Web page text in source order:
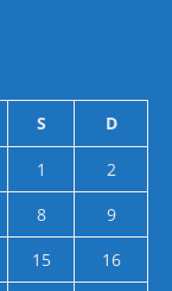
S D
1
2
8
9
15
16